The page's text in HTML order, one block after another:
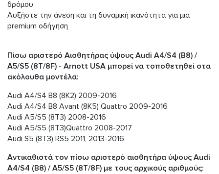
δρόμου
Αυξήστε την άνεση και τη δυναμική ικανότητα για μια
premium οδήγηση
Πίσω αριστερό Αισθητήρας ύψους Audi A4/S4 (B8) /
A5/S5 (8T/8F) - Arnott USA μπορεί να τοποθετηθεί στα
ακόλουθα μοντέλα:
Audi A4/S4 B8 (8K2) 2009-2016
Audi A4/S4 B8 Avant (8K5) Quattro 2009-2016
Audi A5/S5 (8T3) 2008-2016
Audi A5/S5 (8T3)Quattro 2008-2017
Audi S5 (8T3) RS5 2011, 2013-2016
Αντικαθιστά τον πίσω αριστερό αισθητήρα ύψους Audi
A4/S4 (B8) / A5/S5 (8T/8F) με τους αρχικούς αριθμούς: